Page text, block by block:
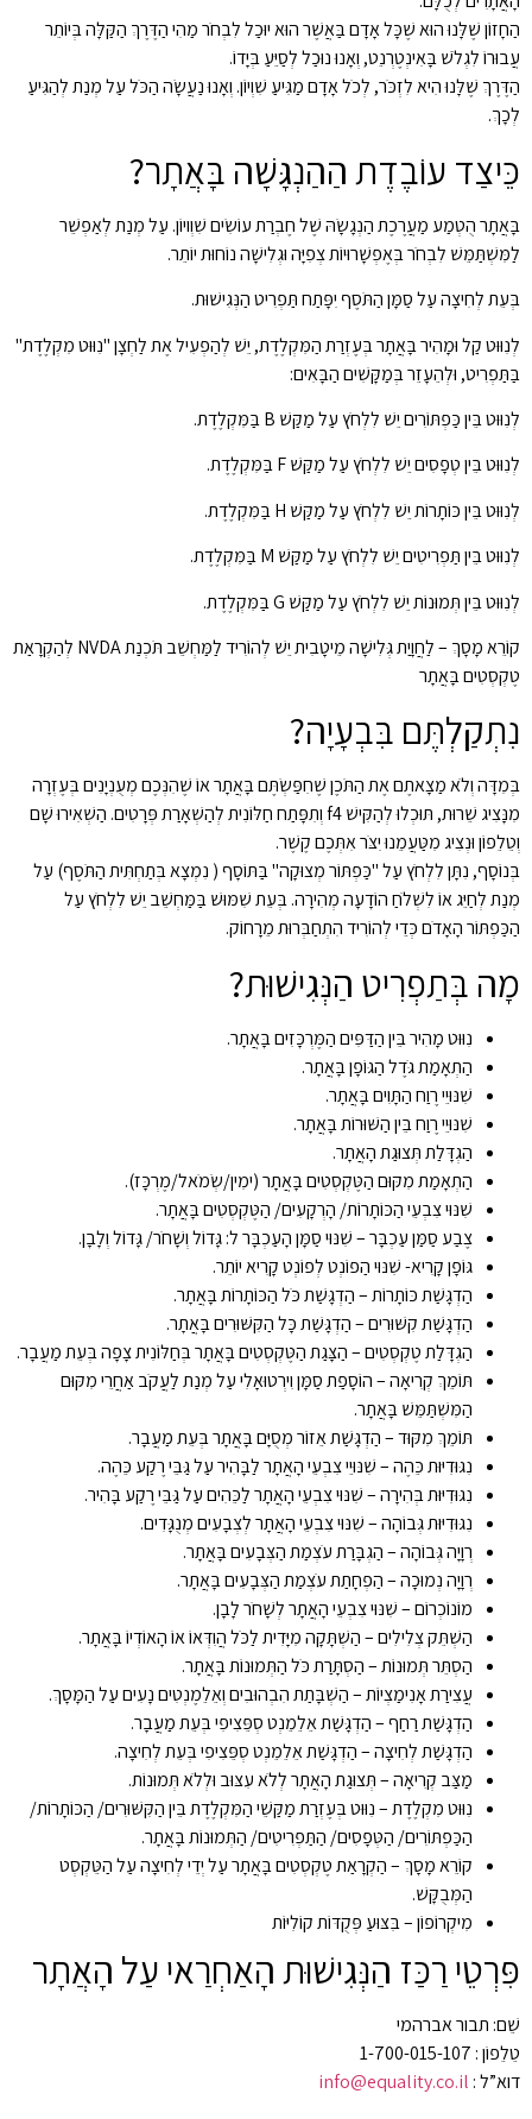
הַחָזוֹן שֶׁלָּנוּ הוּא שֶׁכָּל אָדָם בַּאֲשֶׁר הוּא יוּכַל לִבְחֹר מַהִי הַדֶּרֶךְ הַקַּלָּה בְּיוֹתֵר
עֲבוּרוֹ לִגְלֹשׁ בָּאִינְטֶרְנֵט, וְאָנוּ נוּכַל לְסַיֵּעַ בְּיָדוֹ.
הַדֶּרֶךְ שֶׁלָּנוּ הִיא לִזְכֹּר, לְכֹל אָדָם מַגִּיעַ שִׁוְיוֹן. וְאָנוּ נַעֲשָׂה הַכֹּל עַל מְנַת לְהַגִּיעַ
לְכָךְ.
כֵּיצַד עוֹבֶדֶת הַהַנְגָּשָׁה בָּאֲתָר?
בָּאֲתָר הֻטְמַע מַעֲרֶכֶת הַנְגָשָׂהּ שֶׁל חֶבְרַת עוֹשִׂים שִׁוְויוֹן. עַל מְנַת לְאַפְשֵׁר
לַמִּשְׁתַּמֵּשׁ לִבְחֹר בְּאֶפְשָׁרוּיוֹת צְפִיָּה וּגְלִישָׁה נוֹחוּת יוֹתֵר.
בְּעֵת לְחִיצָה עַל סַמָּן הַתֹּסֶף יִפָּתַח תַּפְרִיט הַנְּגִישׁוּת.
לְנִוּוּט קַל וּמָהִיר בָּאֲתָר בְּעֶזְרַת הַמִּקְלֶדֶת, יֵשׁ לְהַפְעִיל אֶת לַחְצָן "נִוּוּט מִקְלֶדֶת"
בַּתַּפְרִיט, וּלְהֵעָזֵר בְּמַקָּשִׁים הַבָּאִים:
לְנִוּוּט בֵּין כַּפְתּוֹרִים יֵשׁ לִלְחֹץ עַל מַקַּשׁ B בַּמִּקְלֶדֶת.
לְנִוּוּט בֵּין טְפָסִים יֵשׁ לִלְחֹץ עַל מַקַּשׁ F בַּמִּקְלֶדֶת.
לְנִוּוּט בֵּין כּוֹתָרוֹת יֵשׁ לִלְחֹץ עַל מַקַּשׁ H בַּמִּקְלֶדֶת.
לְנִוּוּט בֵּין תַּפְרִיטִים יֵשׁ לִלְחֹץ עַל מַקַּשׁ M בַּמִּקְלֶדֶת.
לְנִוּוּט בֵּין תְּמוּנוֹת יֵשׁ לִלְחֹץ עַל מַקַּשׁ G בַּמִּקְלֶדֶת.
קוֹרֵא מָסָךְ – לַחֲוָיַת גְּלִישָׁה מֵיטָבִית יֵשׁ לְהוֹרִיד לַמַּחְשֵׁב תֹּכְנַת NVDA לְהַקְרָאַת
טֶקְסְטִים בָּאֲתָר
נִתְקַלְתֶּם בִּבְעָיָה?
בְּמִדָּה וְלֹא מַצָאתֶם אֶת הַתֹּכֶן שֶׁחִפַּשְׂתֶּם בָּאֲתָר אוֹ שֶׁהִנְּכֶם מְעֻנְיָנִים בְּעֶזְרָה
מִנָּצִיג שֵׁרוּת, תּוּכְלוּ לְהַקִּישׁ f4 וְתִפָּתַח חַלּוֹנִית לְהַשְׁאָרַת פְּרָטִים. הַשְׁאִירוּ שָׁם
וְטֵלֵפוֹן וּנְצִיג מִטַּעֲמֵנוּ יִצֹּר אִתְּכֶם קֶשֶׁר.
בְּנוֹסָף, נִתָּן לִלְחֹץ עַל "כַּפְתּוֹר מְצוּקָה" בַּתּוֹסָף ( נִמְצָא בְּתַחְתִּית הַתֹּסֶף) עַל
מְנַת לְחַיֵּג אוֹ לִשְׁלֹחַ הוֹדָעָה מְהִירָה. בְּעֵת שִׁמּוּשׁ בַּמַּחְשֵׁב יֵשׁ לִלְחֹץ עַל
הַכַּפְתּוֹר הָאָדֹם כְּדֵי לְהוֹרִיד הִתְחַבְּרוּת מֵרָחוֹק.
מָה בְּתַפְרִיט הַנְּגִישׁוּת?
נִוּוּט מָהִיר בֵּין הַדַּפִּים הַמֶּרְכָּזִים בָּאֲתָר.
הַתְאָמַת גֹּדֶל הַגּוֹפָן בָּאֲתָר.
שִׁנּוּיֵי רֶוַח הַתָּוִים בָּאֲתָר.
שִׁנּוּיֵי רֶוַח בֵּין הַשּׁוּרוֹת בָּאֲתָר.
הַגְדָּלַת תְּצוּגַת הָאֲתָר.
הַתְאָמַת מִקּוּם הַטֶּקְסְטִים בָּאֲתָר (ימִין/שְׂמֹאל/מֶרְכָּז).
שִׁנּוּי צִבְעֵי הַכּוֹתָרוֹת/ הָרְקָעִים/ הַטֶּקְסְטִים בָּאֲתָר.
צֶבַע סַמַּן עַכְבָּר – שִׁנּוּי סַמָּן הָעַכְבָּר ל: גָּדוֹל וְשָׁחֹר/ גָּדוֹל וְלָבָן.
גּוֹפָן קָרִיא- שִׁנּוּי הַפוֹנְט לְפוֹנְט קָרִיא יוֹתֵר.
הַדְגָּשַׁת כּוֹתָרוֹת – הַדְגָּשַׁת כֹּל הַכּוֹתָרוֹת בָּאֲתָר.
הַדְגָּשַׁת קִשּׁוּרִים – הַדְגָּשַׁת כָּל הַקִּשּׁוּרִים בָּאֲתָר.
הַגְדָּלַת טֶקְסְטִים – הַצָּגַת הַטֶּקְסְטִים בָּאֲתָר בְּחַלּוֹנִית צָפָה בְּעֵת מַעֲבָר.
תּוֹמֵךְ קְרִיאָה – הוֹסָפַת סַמָּן וִירְטוּאָלִי עַל מְנַת לַעֲקֹב אַחֲרֵי מִקּוּם
הַמִּשְׁתַּמֵּשׁ בָּאֲתָר.
תּוֹמֵךְ מִקּוּד – הַדְגָּשַׁת אֵזוֹר מְסֻיָּם בָּאֲתָר בְּעֵת מַעֲבָר.
נִגּוּדִיּוּת כֵּהֶה – שִׁנּוּיֵי צִבְעֵי הָאֲתָר לַבָּהִיר עַל גַּבֵּי רֶקַע כֵּהֶה.
נִגּוּדִיּוּת בְּהִירָה – שִׁנּוּי צִבְעֵי הָאֲתָר לַכֵּהִים עַל גַּבֵּי רֶקַע בָּהִיר.
נִגּוּדִיּוּת גְּבוֹהָה – שִׁנּוּי צִבְעֵי הָאֲתָר לְצְבָעִים מְנֻגָּדִים.
רְוָיָה גְּבוֹהָה – הַגְבָּרַת עֹצְמַת הַצְּבָעִים בָּאֲתָר.
רְוָיָה נְמוּכָה – הַפְחָתַת עֹצְמַת הַצְּבָעִים בָּאֲתָר.
מוֹנוֹכְרוֹם – שִׁנּוּי צִבְעֵי הָאֲתָר לְשָׁחֹר לָבָן.
הַשְׁתֵּק צְלִילִים – הַשְׁתָּקָה מִיָּדִית לַכֹּל הֲוִדְּאוֹ אוֹ הָאוֹדְיוֹ בָּאֲתָר.
הַסְתֵּר תְּמוּנוֹת – הַסְתָּרַת כֹּל הַתְּמוּנוֹת בָּאֲתָר.
עֲצִירַת אָנִימַצְיוֹת – הַשְׁבָּתַת הִבְהוּבִים וְאֵלֵמֶנְטִים נָעִים עַל הַמָּסָךְ.
הַדְגָּשַׁת רַחַף – הַדְגָּשַׁת אֵלֵמֵנְט סְפֵּצִיפִי בְּעֵת מַעֲבָר.
הַדְגָּשַׁת לְחִיצָה – הַדְגָּשַׁת אֵלֵמֵנְט סְפֵּצִיפִי בְּעֵת לְחִיצָה.
מַצַּב קְרִיאָה – תְּצוּגַת הָאֲתָר לְלֹא עִצּוּב וּלְלֹא תְּמוּנוֹת.
נִוּוּט מִקְלֶדֶת – נִוּוּט בְּעֶזְרַת מַקַּשֵׁי הַמִּקְלֶדֶת בֵּין הַקִּשּׁוּרִים/ הַכּוֹתָרוֹת/
הַכַּפְתּוֹרִים/ הַטְּפָסִים/ הַתַּפְרִיטִים/ הַתְּמוּנוֹת בָּאֲתָר.
קוֹרֵא מָסָךְ – הַקְרָאַת טֶקְסְטִים בָּאֲתָר עַל יְדֵי לְחִיצָה עַל הַטֵּקְסְט
הַמְּבֻקָּשׁ.
מִיקְרוֹפוֹן – בִּצּוּעַ פְּקֻדּוֹת קוֹלִיּוֹת
פִּרְטֵי רַכַּז הַנְּגִישׁוּת הָאַחְרַאי עַל הָאֲתָר
שֵׁם: תבור אברהמי
טֵלֵפוֹן : 1-700-015-107
דוא”ל : info@equality.co.il